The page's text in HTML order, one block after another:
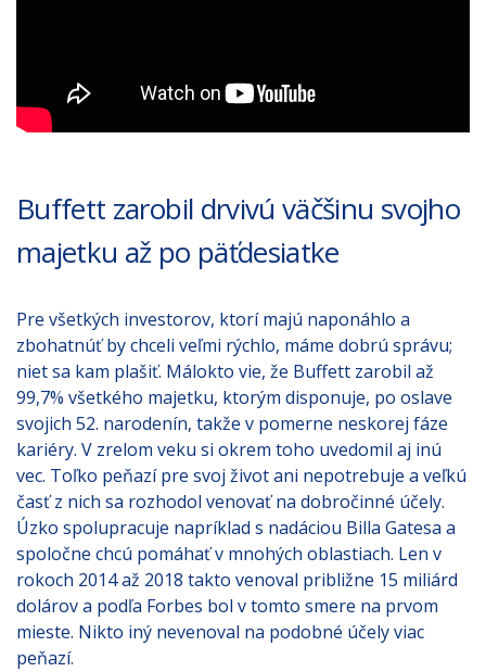
Buffett zarobil drvivú väčšinu svojho
majetku až po päťdesiatke
Pre všetkých investorov, ktorí majú naponáhlo a
zbohatnúť by chceli veľmi rýchlo, máme dobrú správu;
niet sa kam plašiť. Málokto vie, že Buffett zarobil až
99,7% všetkého majetku, ktorým disponuje, po oslave
svojich 52. narodenín, takže v pomerne neskorej fáze
kariéry. V zrelom veku si okrem toho uvedomil aj inú
vec. Toľko peňazí pre svoj život ani nepotrebuje a veľkú
časť z nich sa rozhodol venovať na dobročinné účely.
Úzko spolupracuje napríklad s nadáciou Billa Gatesa a
spoločne chcú pomáhať v mnohých oblastiach. Len v
rokoch 2014 až 2018 takto venoval približne 15 miliárd
dolárov a podľa Forbes bol v tomto smere na prvom
mieste. Nikto iný nevenoval na podobné účely viac
peňazí.